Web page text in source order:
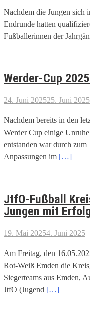
Nachdem die Jungen sich
Endrunde hatten
Fußballerinnen der
Werder-Cup
24. Juni 202525. Juni 2025
Nachdem bereits in den
Werder Cup einige
entstanden war durch
Anpassungen im […]
JtfO-Fußball
Jungen mit
19. Mai 20254. Juni 2025
Am Freitag, den
Rot-Weiß Emden die
Siegerteams aus Emden,
JtfO (Jugend […]